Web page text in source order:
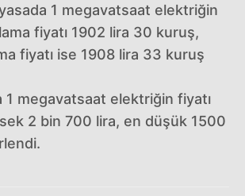
1 megavatsaat elektriğin
fiyatı 1902 lira 30 kuruş,
fiyatı ise 1908 lira 33 kuruş
1 megavatsaat elektriğin fiyatı
2 bin 700 lira, en düşük 1500